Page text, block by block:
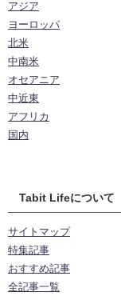
アジア
ヨーロッパ
北米
中南米
オセアニア
中近東
アフリカ
国内
Tabit Lifeについて
サイトマップ
特集記事
おすすめ記事
全記事一覧